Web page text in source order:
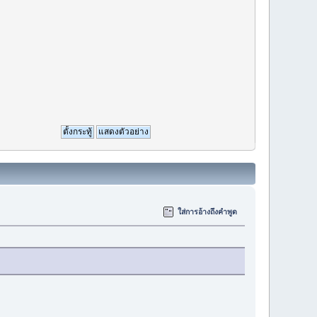
ใส่การอ้างถึงคำพูด